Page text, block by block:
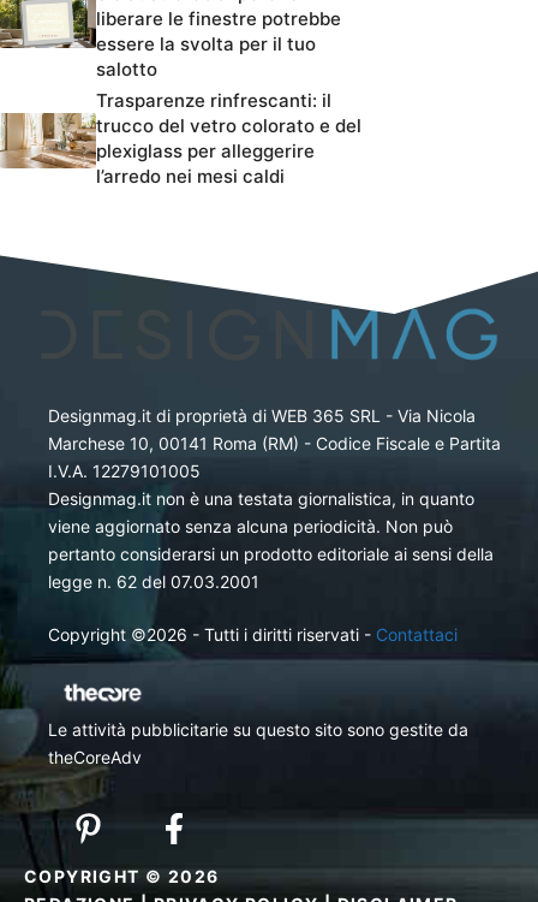
liberare le finestre potrebbe
essere la svolta per il tuo
salotto
Trasparenze rinfrescanti: il
trucco del vetro colorato e del
plexiglass per alleggerire
l’arredo nei mesi caldi
Designmag.it di proprietà di WEB 365 SRL - Via Nicola
Marchese 10, 00141 Roma (RM) - Codice Fiscale e Partita
I.V.A. 12279101005
Designmag.it non è una testata giornalistica, in quanto
viene aggiornato senza alcuna periodicità. Non può
pertanto considerarsi un prodotto editoriale ai sensi della
legge n. 62 del 07.03.2001
Copyright ©2026 - Tutti i diritti riservati - Contattaci
Le attività pubblicitarie su questo sito sono gestite da
theCoreAdv
COPYRIGHT © 2026